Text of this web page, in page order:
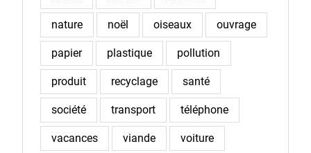
nature noël oiseaux ouvrage
papier plastique pollution
produit recyclage santé
société transport téléphone
vacances viande voiture